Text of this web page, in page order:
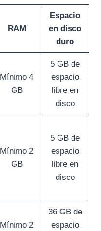
RAM
Espacio
en disco
duro
Mínimo 4
GB
5 GB de
espacio
libre en
disco
Mínimo 2
GB
5 GB de
espacio
libre en
disco
Mínimo 2
36 GB de
espacio